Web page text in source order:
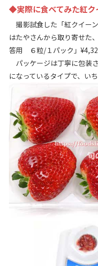
◆実際に食べてみた紅ク
撮影試食した「紅クイー
はたやさんから取り寄せた
答用 ６粒/１パック」
パッケージは丁寧に包装
になっているタイプで、い